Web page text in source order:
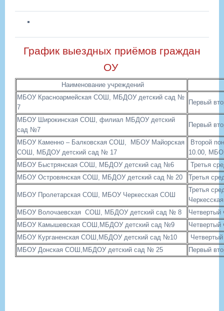
График выездных приёмов граждан
ОУ
Наименование учреждений
МБОУ Красноармейская СОШ, МБДОУ детский сад №
7
Первый
МБОУ Широкинская СОШ, филиал МБДОУ детский
сад №7
Первый
МБОУ Каменно – Балковская СОШ, МБОУ Майорская
СОШ, МБДОУ детский сад № 17
Второй
10.00,
МБОУ Быстрянская СОШ, МБДОУ детский сад №6
Третья
МБОУ Островянская СОШ, МБДОУ детский сад № 20
Третья
МБОУ Пролетарская СОШ, МБОУ Черкесская СОШ
Третья
МБОУ Волочаевская СОШ, МБДОУ детский сад № 8
МБОУ Камышевская СОШ,МБДОУ детский сад №9
МБОУ Курганенская СОШ,МБДОУ детский сад №10
МБОУ Донская СОШ,МБДОУ детский сад № 25
Первый